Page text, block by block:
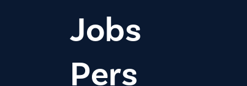
Jobs
Pers